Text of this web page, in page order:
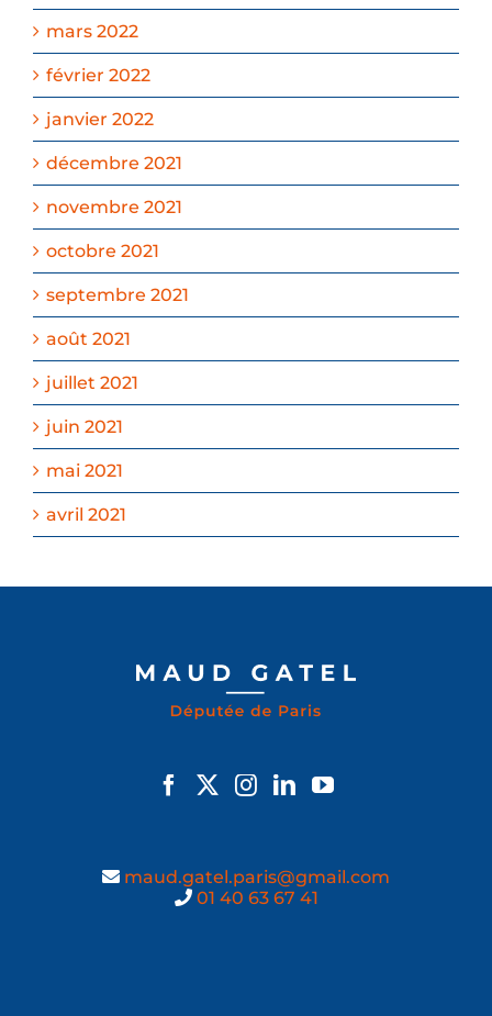
mars 2022
février 2022
janvier 2022
décembre 2021
novembre 2021
octobre 2021
septembre 2021
août 2021
juillet 2021
juin 2021
mai 2021
avril 2021
maud.gatel.paris@gmail.com
01 40 63 67 41